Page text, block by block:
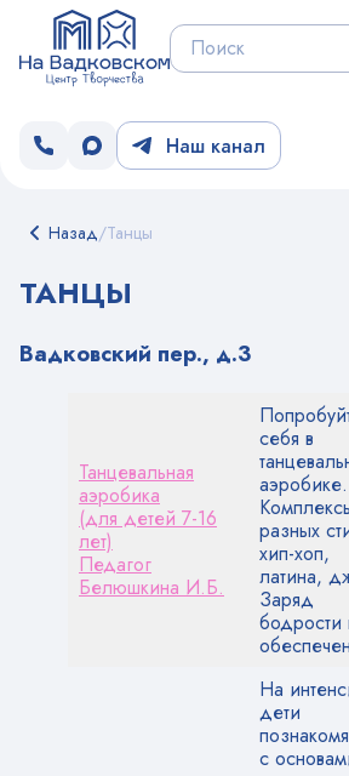
Наш канал
Назад/Танцы
ТАНЦЫ
Вадковский пер., д.3
Танцевальная
аэробика
(для детей 7-16
лет)
Педагог
Белюшкина И.Б.
себя в
аэробике.
разных
хип-хоп,
латина,
Заряд
бодрости
обеспечен
На
дети
с